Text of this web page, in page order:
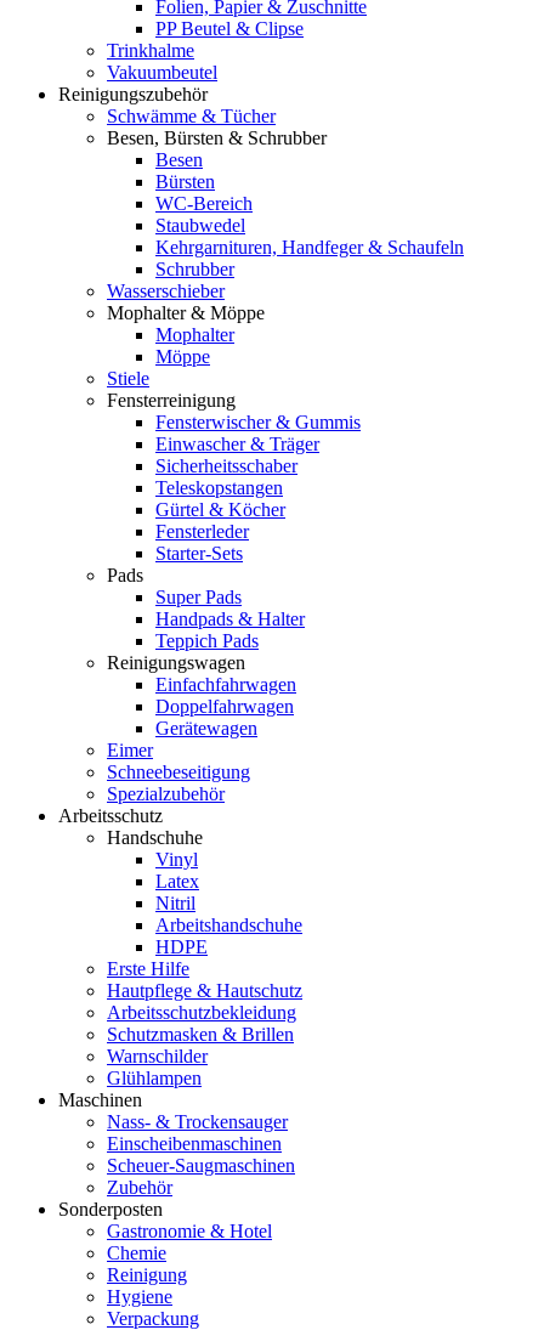
Folien, Papier & Zuschnitte
PP Beutel & Clipse
Trinkhalme
Vakuumbeutel
Reinigungszubehör
Schwämme & Tücher
Besen, Bürsten & Schrubber
Besen
Bürsten
WC-Bereich
Staubwedel
Kehrgarnituren, Handfeger & Schaufeln
Schrubber
Wasserschieber
Mophalter & Möppe
Mophalter
Möppe
Stiele
Fensterreinigung
Fensterwischer & Gummis
Einwascher & Träger
Sicherheitsschaber
Teleskopstangen
Gürtel & Köcher
Fensterleder
Starter-Sets
Pads
Super Pads
Handpads & Halter
Teppich Pads
Reinigungswagen
Einfachfahrwagen
Doppelfahrwagen
Gerätewagen
Eimer
Schneebeseitigung
Spezialzubehör
Arbeitsschutz
Handschuhe
Vinyl
Latex
Nitril
Arbeitshandschuhe
HDPE
Erste Hilfe
Hautpflege & Hautschutz
Arbeitsschutzbekleidung
Schutzmasken & Brillen
Warnschilder
Glühlampen
Maschinen
Nass- & Trockensauger
Einscheibenmaschinen
Scheuer-Saugmaschinen
Zubehör
Sonderposten
Gastronomie & Hotel
Chemie
Reinigung
Hygiene
Verpackung